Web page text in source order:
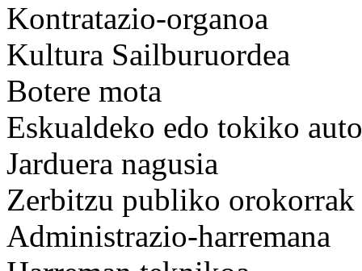
Kontratazio-organoa
Kultura Sailburuordea
Botere mota
Eskualdeko edo tokiko
Jarduera nagusia
Zerbitzu publiko orokorrak
Administrazio-harremana